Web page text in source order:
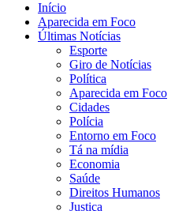
Início
Aparecida em Foco
Últimas Notícias
Esporte
Giro de Notícias
Política
Aparecida em Foco
Cidades
Polícia
Entorno em Foco
Tá na mídia
Economia
Saúde
Direitos Humanos
Justiça